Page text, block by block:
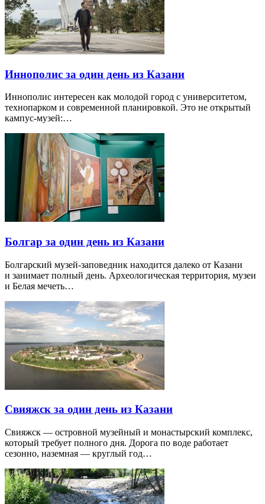
Иннополис за один день из Казани
Иннополис интересен как молодой город с университетом,
технопарком и современной планировкой. Это не открытый
кампус-музей:…
Болгар за один день из Казани
Болгарский музей-заповедник находится далеко от Казани
и занимает полный день. Археологическая территория, музеи
и Белая мечеть…
Свияжск за один день из Казани
Свияжск — островной музейный и монастырский комплекс,
который требует полного дня. Дорога по воде работает
сезонно, наземная — круглый год…